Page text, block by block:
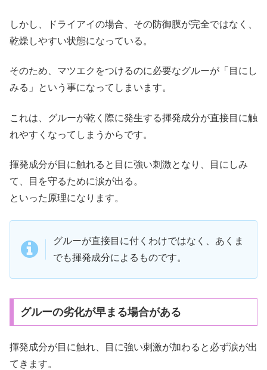
しかし、ドライアイの場合、その防御膜が完全ではなく、
乾燥しやすい状態になっている。
そのため、マツエクをつけるのに必要なグルーが「目にし
みる」という事になってしまいます。
これは、グルーが乾く際に発生する揮発成分が直接目に触
れやすくなってしまうからです。
揮発成分が目に触れると目に強い刺激となり、目にしみ
て、目を守るために涙が出る。
といった原理になります。
グルーが直接目に付くわけではなく、あくま
でも揮発成分によるものです。
グルーの劣化が早まる場合がある
揮発成分が目に触れ、目に強い刺激が加わると必ず涙が出
てきます。